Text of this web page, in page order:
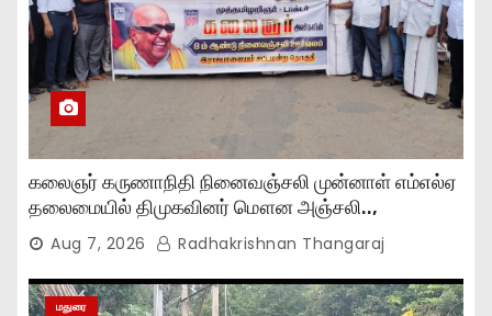
கலைஞர் கருணாநிதி நினைவஞ்சலி முன்னாள் எம்எல்ஏ
தலைமையில் திமுகவினர் மௌன அஞ்சலி..,
Aug 7, 2026 Radhakrishnan Thangaraj
மதுரை